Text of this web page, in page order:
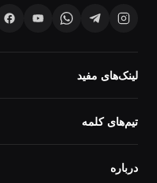
لینک‌های مفید
تیم‌های کلمه
درباره